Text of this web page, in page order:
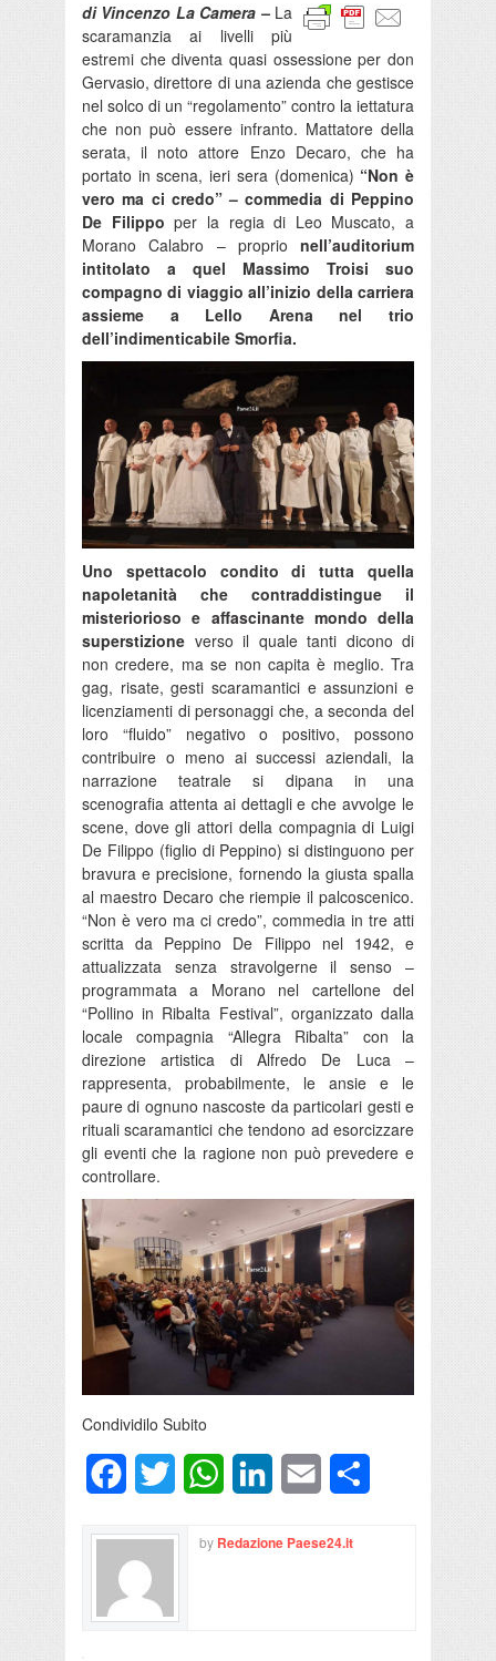
di Vincenzo La Camera –La
scaramanzia ai livelli più
estremi che diventa quasi ossessione per don
Gervasio, direttore di una azienda che gestisce
nel solco di un “regolamento” contro la iettatura
che non può essere infranto. Mattatore della
serata, il noto attore Enzo Decaro, che ha
portato in scena, ieri sera (domenica) “Non è
vero ma ci credo” – commedia di Peppino
De Filippo per la regia di Leo Muscato, a
Morano Calabro – proprio nell’auditorium
intitolato a quel Massimo Troisi suo
compagno di viaggio all’inizio della carriera
assieme a Lello Arena nel trio
dell’indimenticabile Smorfia.
Uno spettacolo condito di tutta quella
napoletanità che contraddistingue il
misteriorioso e affascinante mondo della
superstizione verso il quale tanti dicono di
non credere, ma se non capita è meglio. Tra
gag, risate, gesti scaramantici e assunzioni e
licenziamenti di personaggi che, a seconda del
loro “fluido” negativo o positivo, possono
contribuire o meno ai successi aziendali, la
narrazione teatrale si dipana in una
scenografia attenta ai dettagli e che avvolge le
scene, dove gli attori della compagnia di Luigi
De Filippo (figlio di Peppino) si distinguono per
bravura e precisione, fornendo la giusta spalla
al maestro Decaro che riempie il palcoscenico.
“Non è vero ma ci credo”, commedia in tre atti
scritta da Peppino De Filippo nel 1942, e
attualizzata senza stravolgerne il senso –
programmata a Morano nel cartellone del
“Pollino in Ribalta Festival”, organizzato dalla
locale compagnia “Allegra Ribalta” con la
direzione artistica di Alfredo De Luca –
rappresenta, probabilmente, le ansie e le
paure di ognuno nascoste da particolari gesti e
rituali scaramantici che tendono ad esorcizzare
gli eventi che la ragione non può prevedere e
controllare.
Condividilo Subito
FacebookTwitter WhatsAppLinkedInEmail
by Redazione Paese24.it